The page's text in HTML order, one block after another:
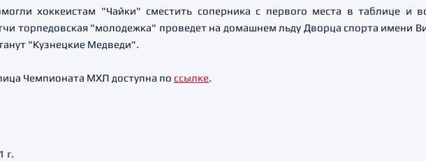
хоккеистам "Чайки" сместить соперника с первого места в таблице и
торпедовская "молодежка" проведет на домашнем льду Дворца спорта имени
"Кузнецкие Медведи".
Чемпионата МХЛ доступна по ссылке.
г.